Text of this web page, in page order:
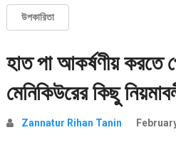
উপকারিতা
হাত পা আকর্ষণীয় করতে
মেনিকিউরের কিছু
Zannatur Rihan Tanin